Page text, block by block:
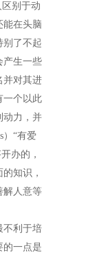
别于动
能在头脑
别了不起
产生一些
并对其进
一个以此
动力，并
）“有爱
办的，
知识，
解人意等
不利于培
的一点是